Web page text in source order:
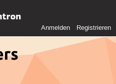
Anmelden Registrieren